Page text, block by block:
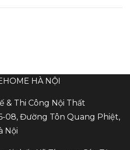
HÀ NỘI
& Thi Công Nội Thất
08, Đường Tôn Quang Phiệt,
Nội